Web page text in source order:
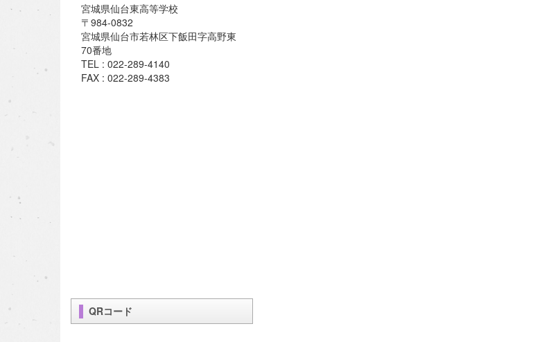
宮城県仙台東高等学校
〒984-0832
宮城県仙台市若林区下飯田字高野東
70番地
TEL : 022-289-4140
FAX : 022-289-4383
QRコード